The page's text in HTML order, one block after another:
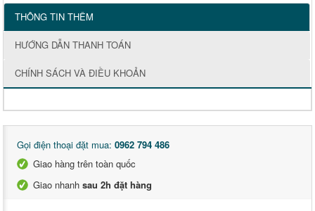
THÔNG TIN THÊM
HƯỚNG DẪN THANH TOÁN
CHÍNH SÁCH VÀ ĐIỀU KHOẢN
Gọi điện thoại đặt mua: 0962 794 486
Giao hàng trên toàn quốc
Giao nhanh sau 2h đặt hàng